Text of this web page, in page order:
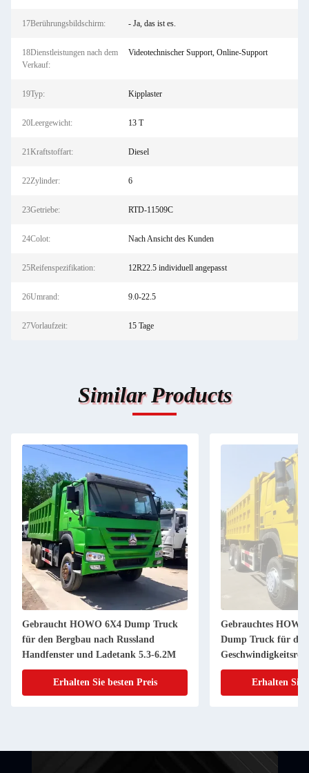
17Berührungsbildschirm: - Ja, das ist es.
18Dienstleistungen nach dem
Verkauf:
Videotechnischer Support, Online-Support
19Typ: Kipplaster
20Leergewicht: 13 T
21Kraftstoffart: Diesel
22Zylinder: 6
23Getriebe: RTD-11509C
24Colot: Nach Ansicht des Kunden
25Reifenspezifikation: 12R22.5 individuell angepasst
26Umrand: 9.0-22.5
27Vorlaufzeit: 15 Tage
Similar Products
Gebraucht HOWO 6X4 Dump Truck
für den Bergbau nach Russland
Handfenster und Ladetank 5.3-6.2M
Erhalten Sie besten Preis
Gebrauchtes
Dump Truck für den
Erhalten Sie